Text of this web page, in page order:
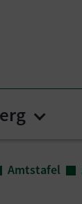
Amtstafel